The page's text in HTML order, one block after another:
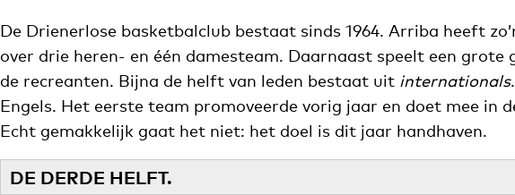
De Drienerlose basketbalclub bestaat sinds 1964. Arriba heeft
over drie heren- en één damesteam. Daarnaast speelt een grote
de recreanten. Bijna de helft van leden bestaat uit internationals
Engels. Het eerste team promoveerde vorig jaar en doet mee in
Echt gemakkelijk gaat het niet: het doel is dit jaar handhaven.
DE DERDE HELFT.